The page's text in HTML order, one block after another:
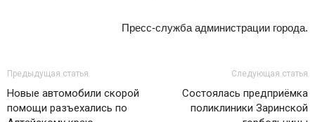
Пресс-служба администрации города.
Предыдущая статья
Новые автомобили скорой
помощи разъехались по
Следующая статья
Состоялась предприёмка
поликлиники Заринской